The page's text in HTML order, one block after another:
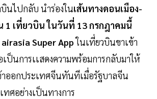
นไปกลับ นำร่องในเส้นทางดอนเมือง-
1 เที่ยวบิน ในวันที่ 13 กรกฎาคมนี้
airasia Super Appในเที่ยวบินขาเข้า
ป็นการเเสดงความพร้อมการกลับมาให้
าออกประเทศจีนทันทีเมื่อรัฐบาลจีน
ศอย่างเป็นทางการ